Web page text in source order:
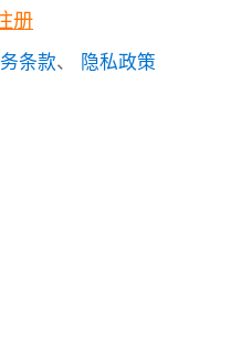
册
条款、 隐私政策